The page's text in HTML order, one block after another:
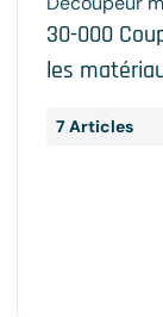
30-000
les
7 Articles